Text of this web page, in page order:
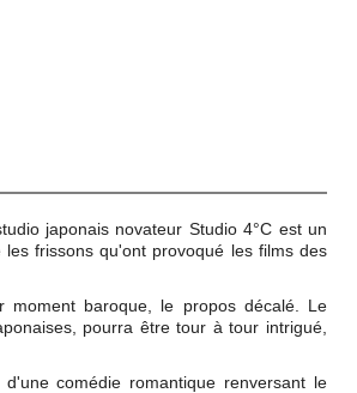
japonais novateur Studio 4°C est un
frissons qu'ont provoqué les films des
baroque, le propos décalé. Le
pourra être tour à tour intrigué,
comédie romantique renversant le